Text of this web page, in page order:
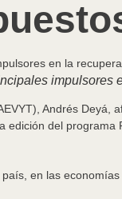
impulsores
Andrés Deyá,
del
en las